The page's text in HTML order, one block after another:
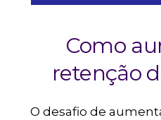
Como
retenção
O desafio de